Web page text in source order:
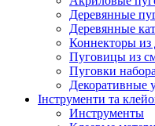
Деревянные
Деревянные
Коннекторы из
Пуговицы из
Пуговки
Декоративные
Інструменти та
Инструменты